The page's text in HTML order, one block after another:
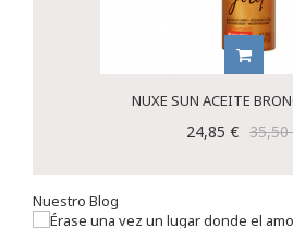
NUXE SUN ACEITE
24,85 € 35,50
Nuestro Blog